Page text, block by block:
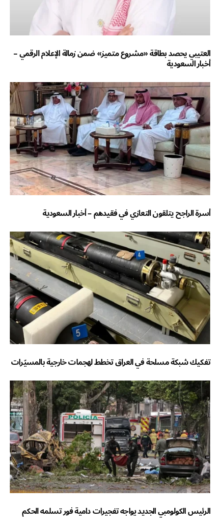
العتيبي يحصد بطاقة «مشروع متميز» ضمن زمالة الإعلام الرقمي –
أخبار السعودية
أسرة الراجح يتلقون التعازي في فقيدهم – أخبار السعودية
تفكيك شبكة مسلحة في العراق تخطط لهجمات خارجية بالمسيّرات
الرئيس الكولومبي الجديد يواجه تفجيرات دامية فور تسلمه الحكم